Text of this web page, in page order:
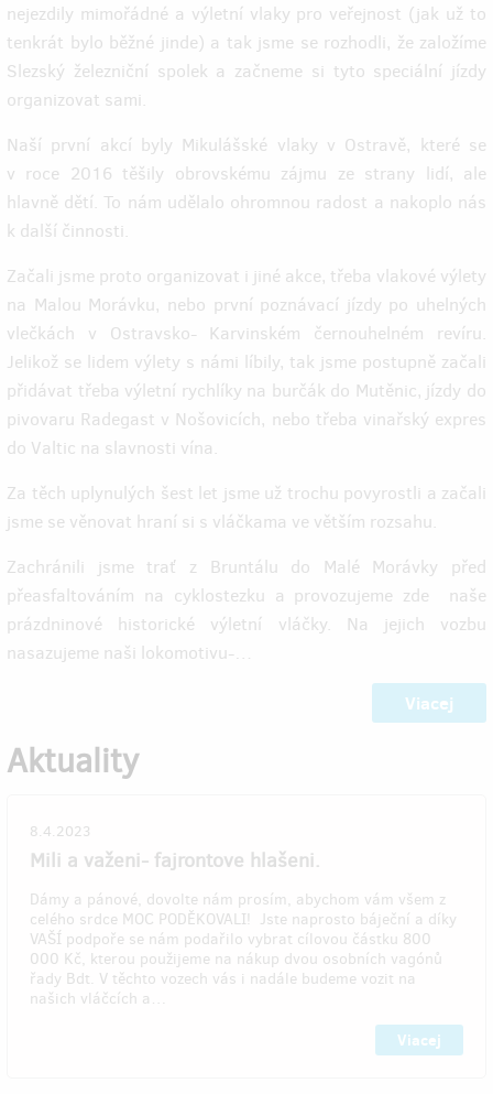
nejezdily mimořádné a výletní vlaky pro veřejnost (jak už to
tenkrát bylo běžné jinde) a tak jsme se rozhodli, že založíme
Slezský železniční spolek a začneme si tyto speciální jízdy
organizovat sami.
Naší první akcí byly Mikulášské vlaky v Ostravě, které se
v roce 2016 těšily obrovskému zájmu ze strany lidí, ale
hlavně dětí. To nám udělalo ohromnou radost a nakoplo nás
k další činnosti.
Začali jsme proto organizovat i jiné akce, třeba vlakové výlety
na Malou Morávku, nebo první poznávací jízdy po uhelných
vlečkách v Ostravsko- Karvinském černouhelném revíru.
Jelikož se lidem výlety s námi líbily, tak jsme postupně začali
přidávat třeba výletní rychlíky na burčák do Mutěnic, jízdy do
pivovaru Radegast v Nošovicích, nebo třeba vinařský expres
do Valtic na slavnosti vína.
Za těch uplynulých šest let jsme už trochu povyrostli a začali
jsme se věnovat hraní si s vláčkama ve větším rozsahu.
Zachránili jsme trať z Bruntálu do Malé Morávky před
přeasfaltováním na cyklostezku a provozujeme zde naše
prázdninové historické výletní vláčky. Na jejich vozbu
nasazujeme naši lokomotivu-…
Viacej
Aktuality
8.4.2023
Mili a važeni- fajrontove hlašeni.
Dámy a pánové, dovolte nám prosím, abychom vám všem z
celého srdce MOC PODĚKOVALI! Jste naprosto báječní a díky
VAŠÍ podpoře se nám podařilo vybrat cílovou částku 800
000 Kč, kterou použijeme na nákup dvou osobních vagónů
řady Bdt. V těchto vozech vás i nadále budeme vozit na
našich vláčcích a…
Viacej